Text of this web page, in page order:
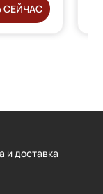
СЕЙЧАС
и доставка